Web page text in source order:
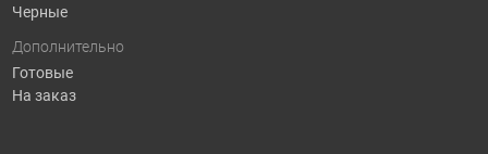
Черные
Дополнительно
Готовые
На заказ